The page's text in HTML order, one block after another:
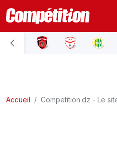
ACCUEIL
LIGUE 2
Accueil Competition.dz - Le